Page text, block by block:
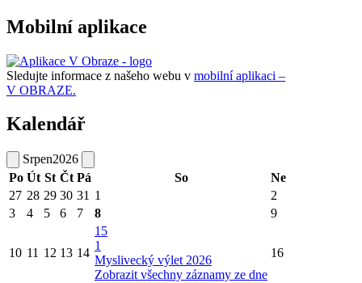
Mobilní aplikace
Sledujte informace z našeho webu v mobilní aplikaci –
V OBRAZE.
Kalendář
Srpen2026
Po Út St Čt Pá So
Ne
27 28 29 30 31 1
2
3
4 5 6 7 8 9
10 11 12 13 14
15
1
Myslivecký výlet 2026
Zobrazit všechny záznamy ze dne
16